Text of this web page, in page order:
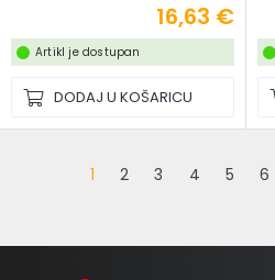
16,63 €
Artikl je dostupan
DODAJ U KOŠARICU
1 2 3 4 5 6